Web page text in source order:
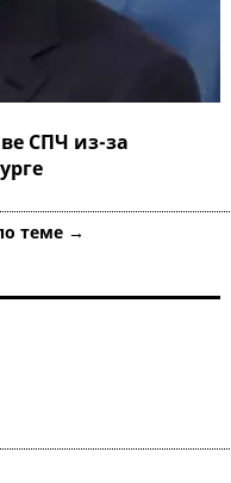
СПЧ из-за
теме →